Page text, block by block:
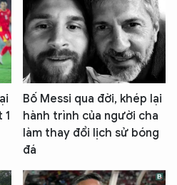
1
Bố Messi qua đời, khép lại
hành trình của người cha
làm thay đổi lịch sử bóng
đá